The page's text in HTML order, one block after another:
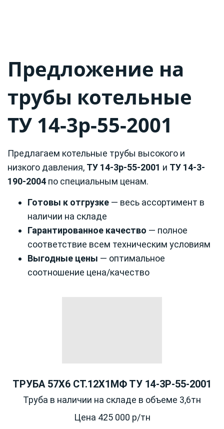
Предложение на
трубы котельные
ТУ 14-3р-55-2001
Предлагаем котельные трубы высокого и
низкого давления, ТУ 14-3р-55-2001 и ТУ 14-3-
190-2004 по специальным ценам.
Готовы к отгрузке — весь ассортимент в
наличии на складе
Гарантированное качество — полное
соответствие всем техническим условиям
Выгодные цены — оптимальное
соотношение цена/качество
ТРУБА 57Х6 СТ.12Х1МФ ТУ 14-3Р-55-2001
Труба в наличии на складе в объеме 3,6тн
Цена 425 000 р/тн